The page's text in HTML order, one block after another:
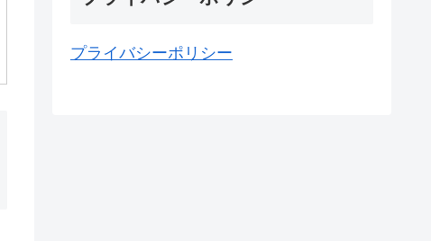
プライバシーポリシー